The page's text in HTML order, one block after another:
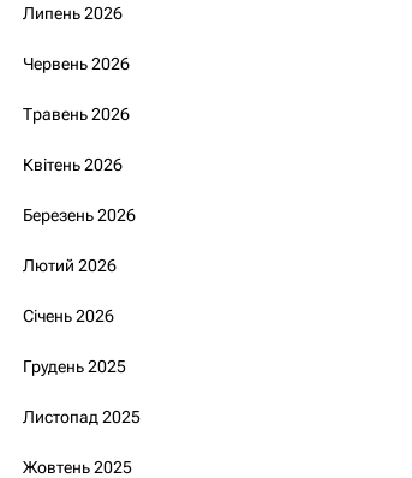
Липень 2026
Червень 2026
Травень 2026
Квітень 2026
Березень 2026
Лютий 2026
Січень 2026
Грудень 2025
Листопад 2025
Жовтень 2025